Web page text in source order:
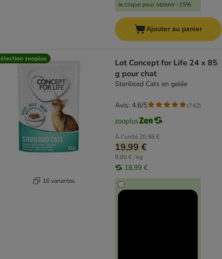
Je clique pour obtenir -15%
Ajouter au panier
zooplus
16 variantes
Lot Concept for Life 24 x 85
g pour chat
Sterilised Cats en gelée
À l'unité 20,98 €
19,99 €
9,80 € / kg
18,99 €
Avis: 4.6/5 (742)